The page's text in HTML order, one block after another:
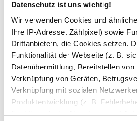
Datenschutz ist uns wichtig!
Wir verwenden Cookies und
Ihre IP-Adresse, Zählpixel) sowie
Drittanbietern, die Cookies setzen.
Funktionalität der Webseite (z. B.
Datenübermittlung, Bereitstellen von
Verknüpfung von Geräten,
Verknüpfung mit sozialen
Produktentwicklung (z. B.
Funktionen), der Abrechnung mit
Glastrennwand Dusche
Satinato mit schwarzem Druck
FRAME GRÄSER